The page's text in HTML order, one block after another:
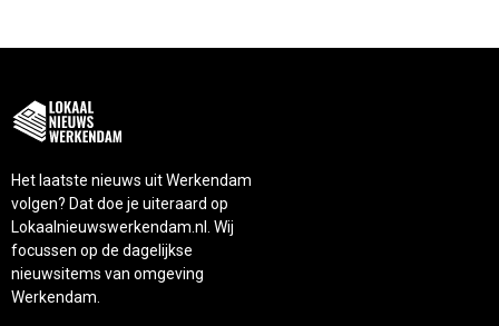
Het laatste nieuws uit Werkendam
volgen? Dat doe je uiteraard op
Lokaalnieuwswerkendam.nl. Wij
focussen op de dagelijkse
nieuwsitems van omgeving
Werkendam.